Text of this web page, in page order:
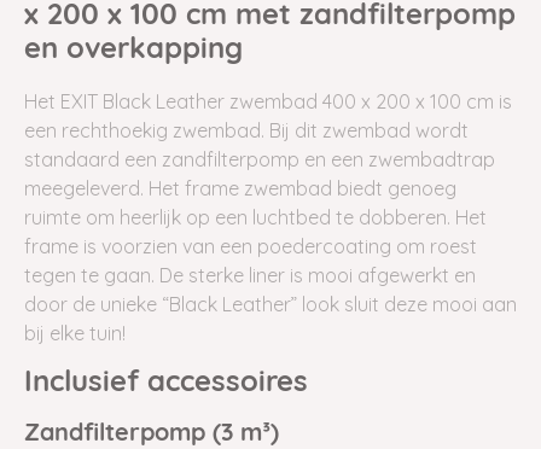
x 200 x 100 cm met zandfilterpomp
en overkapping
Het EXIT Black Leather zwembad 400 x 200 x 100 cm is
een rechthoekig zwembad. Bij dit zwembad wordt
standaard een zandfilterpomp en een zwembadtrap
meegeleverd. Het frame zwembad biedt genoeg
ruimte om heerlijk op een luchtbed te dobberen. Het
frame is voorzien van een poedercoating om roest
tegen te gaan. De sterke liner is mooi afgewerkt en
door de unieke “Black Leather” look sluit deze mooi aan
bij elke tuin!
Inclusief accessoires
Zandfilterpomp (3 m³)